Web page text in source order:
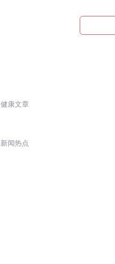
健康文章
新闻热点